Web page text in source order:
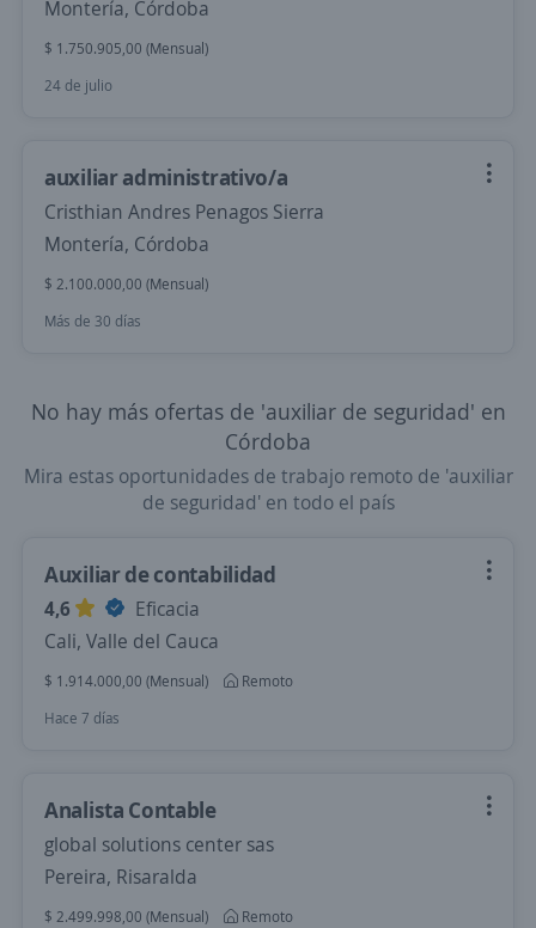
Montería, Córdoba
$ 1.750.905,00 (Mensual)
24 de julio
auxiliar administrativo/a
Cristhian Andres Penagos Sierra
Montería, Córdoba
$ 2.100.000,00 (Mensual)
Más de 30 días
No hay más ofertas de 'auxiliar de seguridad' en
Córdoba
Mira estas oportunidades de trabajo remoto de 'auxiliar
de seguridad' en todo el país
Auxiliar de contabilidad
4,6
Eficacia
Cali, Valle del Cauca
$ 1.914.000,00 (Mensual)
Remoto
Hace 7 días
Analista Contable
global solutions center sas
Pereira, Risaralda
$ 2.499.998,00 (Mensual)
Remoto